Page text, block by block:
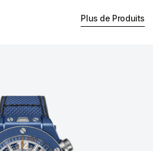
Plus de Produits